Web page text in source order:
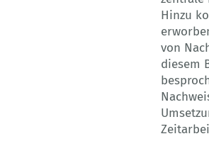
Hinzu
von
diesem